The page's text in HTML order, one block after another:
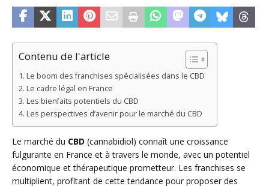
Contenu de l'article
Le boom des franchises spécialisées dans le CBD
Le cadre légal en France
Les bienfaits potentiels du CBD
Les perspectives d’avenir pour le marché du CBD
Le marché du CBD (cannabidiol) connaît une croissance
fulgurante en France et à travers le monde, avec un potentiel
économique et thérapeutique prometteur. Les franchises se
multiplient, profitant de cette tendance pour proposer des